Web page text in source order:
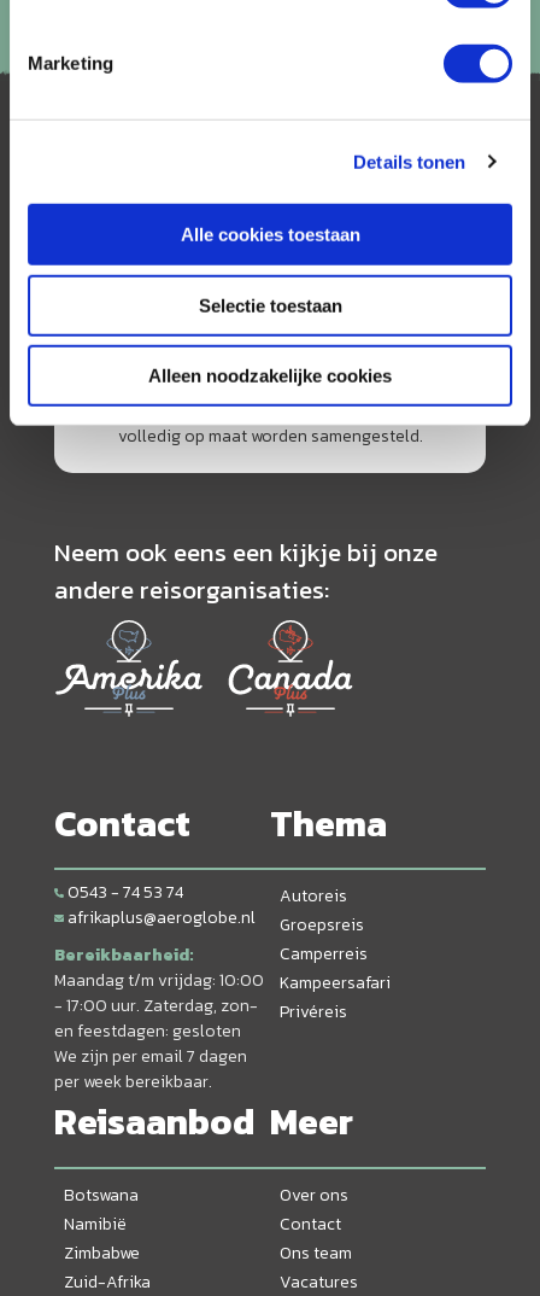
Marketing
Details tonen
Alle cookies toestaan
Selectie toestaan
Alleen noodzakelijke cookies
AfrikaPlus is al 25 jaar toonaangevend op de
Nederlandse markt als reisspecialist. Ons
specialisme is het samenstellen van reizen tegen
service. Naast een zeer ruim aanbod van
georganiseerde rondreizen kunnen alle reizen
volledig op maat worden samengesteld.
Neem ook eens een kijkje bij onze
andere reisorganisaties:
Contact
0543 - 74 53 74
afrikaplus@aeroglobe.nl
Bereikbaarheid:
Maandag t/m vrijdag: 10:00
- 17:00 uur. Zaterdag, zon-
en feestdagen: gesloten
We zijn per email 7 dagen
per week bereikbaar.
Thema
Autoreis
Groepsreis
Camperreis
Kampeersafari
Privéreis
Reisaanbod
Botswana
Namibië
Zimbabwe
Zuid-Afrika
Meer
Over ons
Contact
Ons team
Vacatures